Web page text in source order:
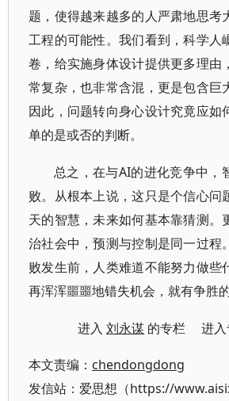
题，使得越来越多的人严肃地思考
工程的可能性。我们看到，科学人
卷，给实施身体设计提供更多理由
常复杂，也非常含混，更是包含巨
因此，问题转向身心设计究竟应如
单的是或否的判断。
总之，在与AI的进化竞争中，
败。从根本上说，这只是个信心问
天的智慧，未来如何基本靠猜测。
治社会中，预测与控制是同一过程
败发生前，人类难道不能努力做些
再浑浑噩噩地错失机会，就有争胜
进入刘永谋 的专栏 进入
本文责编： chendongdong
发信站：爱思想（https://